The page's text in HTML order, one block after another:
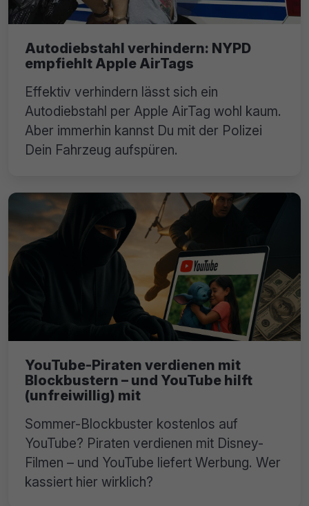
Autodiebstahl verhindern: NYPD
empfiehlt Apple AirTags
Effektiv verhindern lässt sich ein
Autodiebstahl per Apple AirTag wohl kaum.
Aber immerhin kannst Du mit der Polizei
Dein Fahrzeug aufspüren.
YouTube-Piraten verdienen mit
Blockbustern – und YouTube hilft
(unfreiwillig) mit
Sommer-Blockbuster kostenlos auf
YouTube? Piraten verdienen mit Disney-
Filmen – und YouTube liefert Werbung. Wer
kassiert hier wirklich?